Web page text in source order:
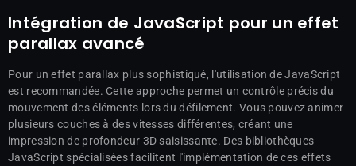
Intégration de JavaScript pour un effet
parallax avancé
Pour un effet parallax plus sophistiqué, l'utilisation de JavaScript
est recommandée. Cette approche permet un contrôle précis du
mouvement des éléments lors du défilement. Vous pouvez animer
plusieurs couches à des vitesses différentes, créant une
impression de profondeur 3D saisissante. Des bibliothèques
JavaScript spécialisées facilitent l'implémentation de ces effets